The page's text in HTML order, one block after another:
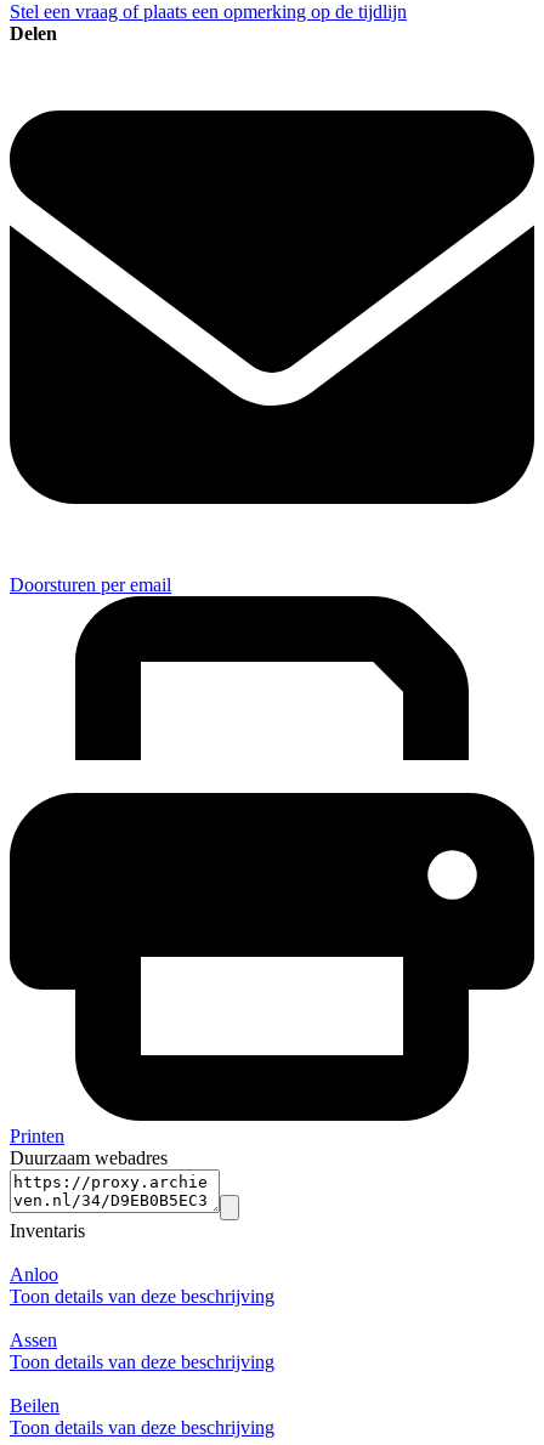
Stel een vraag of plaats een opmerking op de tijdlijn
Delen
Doorsturen per email
Printen
Duurzaam webadres
Inventaris
Anloo
Toon details van deze beschrijving
Assen
Toon details van deze beschrijving
Beilen
Toon details van deze beschrijving